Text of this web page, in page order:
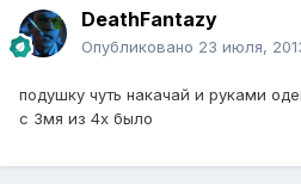
DeathFantazy
Опубликовано 23 июля,
подушку чуть накачай и руками
с 3мя из 4х было